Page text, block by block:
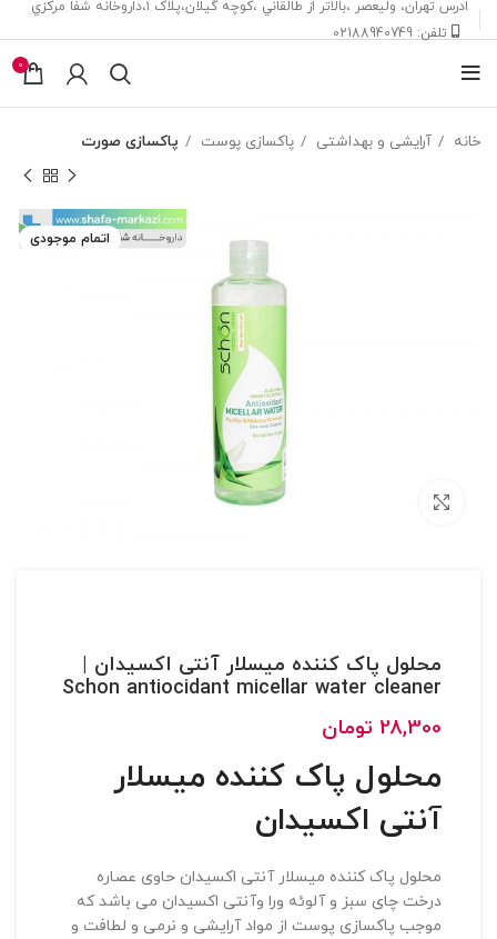
ادرس تهران، ‎وليعصر ،بالاتر از طالقاني ،كوچه گيلان،پلاک ۱،داروخانه شفا مركزي
تلفن: 02188940749
0
خانه آرایشی و بهداشتی پاکسازی پوست پاکسازی صورت
اتمام موجودی
محلول پاک کننده میسلار آنتی اکسیدان |
Schon antiocidant micellar water cleaner
28,300 تومان
محلول پاک کننده میسلار
آنتی اکسیدان
محلول پاک کننده میسلار آنتی اکسیدان حاوی عصاره
درخت چای سبز و آلوئه ورا وآنتی اکسیدان می باشد که
موجب پاکسازی پوست از مواد آرایشی و نرمی و لطافت و